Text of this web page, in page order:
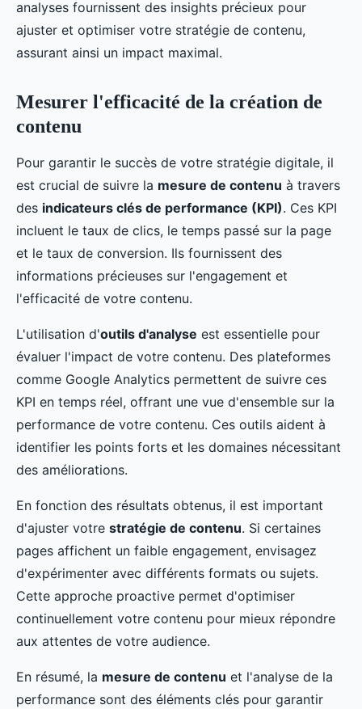
analyses fournissent des insights précieux pour
ajuster et optimiser votre stratégie de contenu,
assurant ainsi un impact maximal.
Mesurer l'efficacité de la création de
contenu
Pour garantir le succès de votre stratégie digitale, il
est crucial de suivre la mesure de contenu à travers
des indicateurs clés de performance (KPI). Ces KPI
incluent le taux de clics, le temps passé sur la page
et le taux de conversion. Ils fournissent des
informations précieuses sur l'engagement et
l'efficacité de votre contenu.
L'utilisation d'outils d'analyse est essentielle pour
évaluer l'impact de votre contenu. Des plateformes
comme Google Analytics permettent de suivre ces
KPI en temps réel, offrant une vue d'ensemble sur la
performance de votre contenu. Ces outils aident à
identifier les points forts et les domaines nécessitant
des améliorations.
En fonction des résultats obtenus, il est important
d'ajuster votre stratégie de contenu. Si certaines
pages affichent un faible engagement, envisagez
d'expérimenter avec différents formats ou sujets.
Cette approche proactive permet d'optimiser
continuellement votre contenu pour mieux répondre
aux attentes de votre audience.
En résumé, la mesure de contenu et l'analyse de la
performance sont des éléments clés pour garantir